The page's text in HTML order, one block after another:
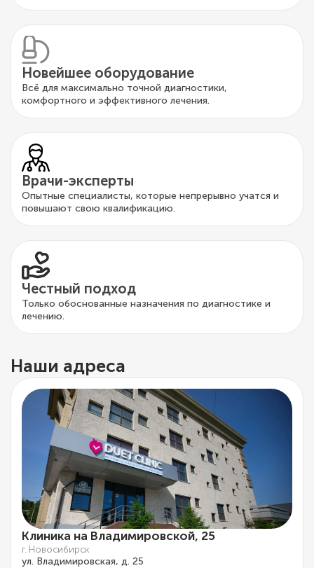
Новейшее оборудование
Всё для максимально точной диагностики,
комфортного и эффективного лечения.
Врачи-эксперты
Опытные специалисты, которые непрерывно учатся и
повышают свою квалификацию.
Честный подход
Только обоснованные назначения по диагностике и
лечению.
Наши адреса
Клиника на Владимировской, 25
г. Новосибирск
ул. Владимировская, д. 25